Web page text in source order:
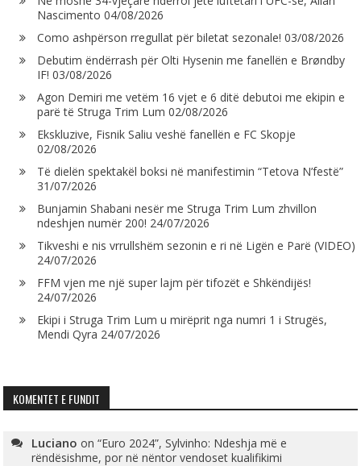
Nascimento 04/08/2026
Como ashpërson rregullat për biletat sezonale! 03/08/2026
Debutim ëndërrash për Olti Hysenin me fanellën e Brøndby
IF! 03/08/2026
Agon Demiri me vetëm 16 vjet e 6 ditë debutoi me ekipin e
parë të Struga Trim Lum 02/08/2026
Ekskluzive, Fisnik Saliu veshë fanellën e FC Skopje
02/08/2026
Të dielën spektakël boksi në manifestimin “Tetova N’festë”
31/07/2026
Bunjamin Shabani nesër me Struga Trim Lum zhvillon
ndeshjen numër 200! 24/07/2026
Tikveshi e nis vrrullshëm sezonin e ri në Ligën e Parë (VIDEO)
24/07/2026
FFM vjen me një super lajm për tifozët e Shkëndijës!
24/07/2026
Ekipi i Struga Trim Lum u mirëprit nga numri 1 i Strugës,
Mendi Qyra 24/07/2026
KOMENTET E FUNDIT
Luciano on“Euro 2024”, Sylvinho: Ndeshja më e
rëndësishme, por në nëntor vendoset kualifikimi